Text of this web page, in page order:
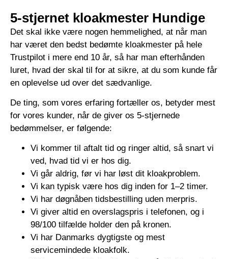
5-stjernet kloakmester Hundige
Det skal ikke være nogen hemmelighed, at når man
har været den bedst bedømte kloakmester på hele
Trustpilot i mere end 10 år, så har man efterhånden
luret, hvad der skal til for at sikre, at du som kunde får
en oplevelse ud over det sædvanlige.
De ting, som vores erfaring fortæller os, betyder mest
for vores kunder, når de giver os 5-stjernede
bedømmelser, er følgende:
Vi kommer til aftalt tid og ringer altid, så snart vi
ved, hvad tid vi er hos dig.
Vi går aldrig, før vi har løst dit kloakproblem.
Vi kan typisk være hos dig inden for 1–2 timer.
Vi har døgnåben tidsbestilling uden merpris.
Vi giver altid en overslagspris i telefonen, og i
98/100 tilfælde holder den på kronen.
Vi har Danmarks dygtigste og mest
servicemindede kloakfolk.